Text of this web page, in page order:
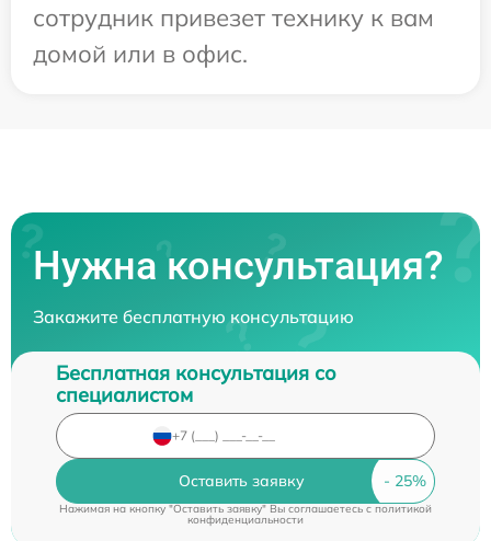
сотрудник привезет технику к вам
домой или в офис.
Нужна консультация?
Закажите бесплатную консультацию
Бесплатная консультация со
специалистом
Оставить заявку
Нажимая на кнопку "Оставить заявку" Вы соглашаетесь cполитикой
конфиденциальности